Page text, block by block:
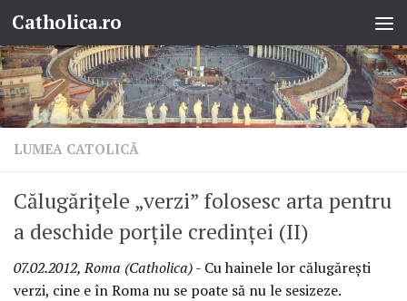
Skip to content
Catholica.ro
LUMEA CATOLICĂ
Călugăriţele „verzi” folosesc arta pentru
a deschide porţile credinţei (II)
07.02.2012, Roma (Catholica)- Cu hainele lor călugăreşti
verzi, cine e în Roma nu se poate să nu le sesizeze.